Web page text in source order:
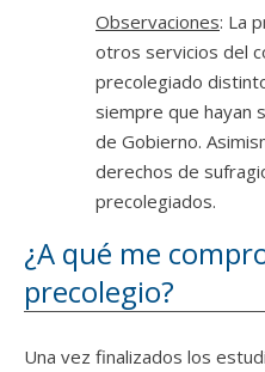
Observaciones: La
otros servicios del
precolegiado
siempre que hayan
de Gobierno.
derechos de
precolegiados.
¿A qué me
precolegio?
Una vez finalizados los